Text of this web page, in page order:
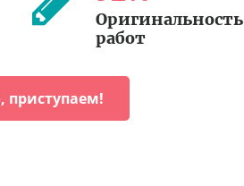
Оригинальность
работ
приступаем!